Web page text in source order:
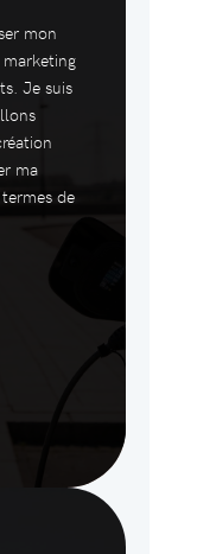
mon
Je suis
ma
de